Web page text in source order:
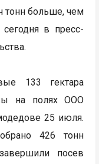
тонн больше, чем
в пресс-
133 гектара
на полях ООО
25 июля.
426 тонн
посев